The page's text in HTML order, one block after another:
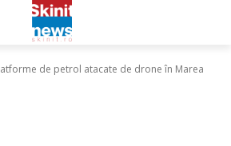
de petrol atacate de drone în Marea